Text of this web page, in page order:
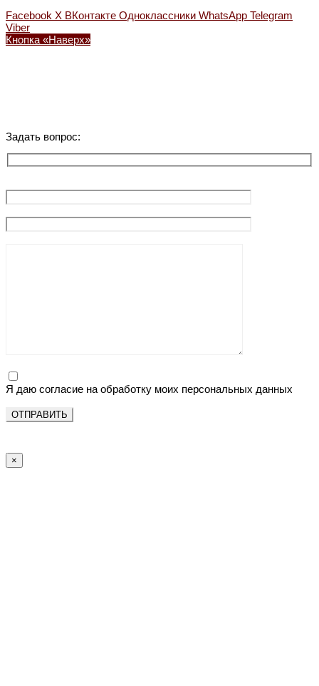
Facebook X ВКонтакте Одноклассники WhatsApp Telegram
Viber
Кнопка «Наверх»
Задать вопрос:
Я даю согласие на обработку моих персональных данных
×